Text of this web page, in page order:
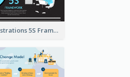
Black Illustrations 5S Framework Strategic Analysis